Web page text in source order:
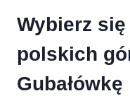
Wybierz
polskich
Gubałówkę